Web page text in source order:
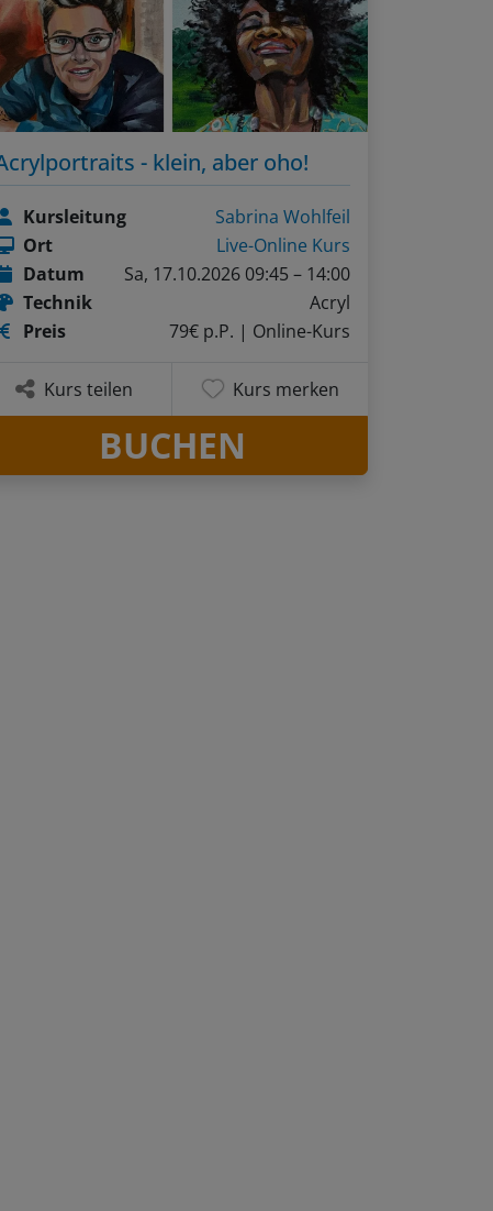
Acrylportraits - klein, aber oho!
Kursleitung
Sabrina Wohlfeil
Ort
Live-Online Kurs
Datum
Sa, 17.10.2026 09:45 – 14:00
Technik
Acryl
Preis
79€ p.P. | Online-Kurs
Kurs teilen Kurs merken
BUCHEN